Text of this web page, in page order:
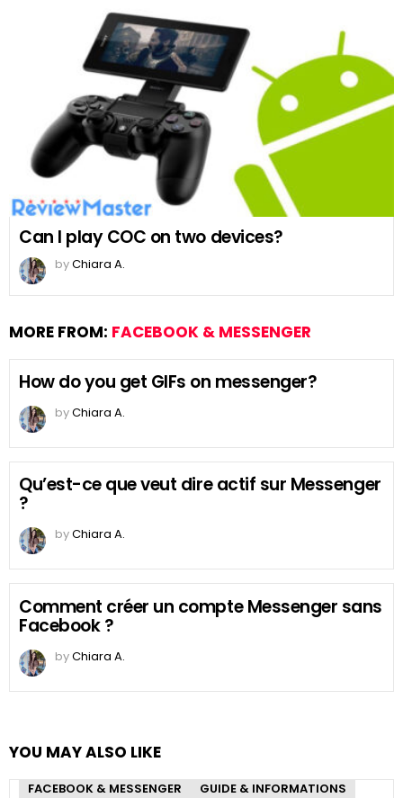
Can I play COC on two devices?
byChiara A.
MORE FROM: FACEBOOK & MESSENGER
How do you get GIFs on messenger?
byChiara A.
Qu’est-ce que veut dire actif sur Messenger
?
byChiara A.
Comment créer un compte Messenger sans
Facebook ?
byChiara A.
YOU MAY ALSO LIKE
FACEBOOK & MESSENGER GUIDE & INFORMATIONS